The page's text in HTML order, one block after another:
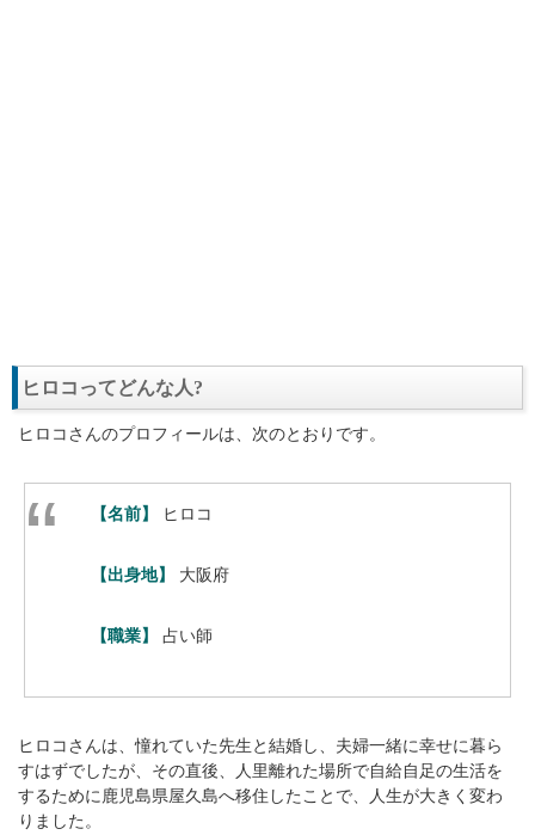
ヒロコってどんな人?
ヒロコさんのプロフィールは、次のとおりです。
【名前】 ヒロコ
【出身地】 大阪府
【職業】 占い師
ヒロコさんは、憧れていた先生と結婚し、夫婦一緒に幸せに暮ら
すはずでしたが、その直後、人里離れた場所で自給自足の生活を
するために鹿児島県屋久島へ移住したことで、人生が大きく変わ
りました。